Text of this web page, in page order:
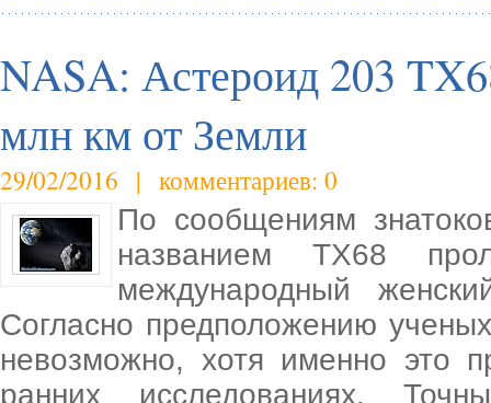
NASA: Астероид 203
млн км от Земли
29/02/2016 | комментариев: 0
По сообщениям
названием TX68
международный
Согласно предположению
невозможно, хотя именно это
ранних исследованиях.